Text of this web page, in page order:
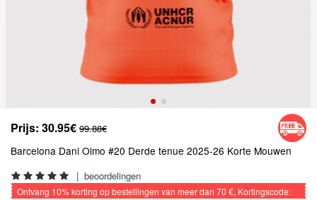
Prijs: 30.95€ 99.88€
Barcelona Dani Olmo #20 Derde tenue 2025-26 Korte Mouwen
| beoordelingen
Ontvang 10%korting op bestellingen van meer dan 70 €, Kortingscode: